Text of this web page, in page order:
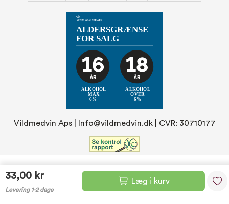
33,00 kr
Levering 1-2 dage
Læg i kurv
Vildmedvin Aps | Info@vildmedvin.dk| CVR: 30710177